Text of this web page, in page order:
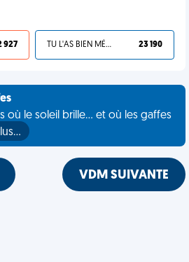
927 TU L'AS BIEN MÉRITÉ 23 190
où le soleil brille... et où les gaffes
VDM SUIVANTE